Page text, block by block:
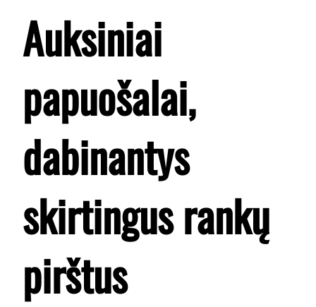
Auksiniai
papuošalai,
dabinantys
skirtingus rankų
pirštus